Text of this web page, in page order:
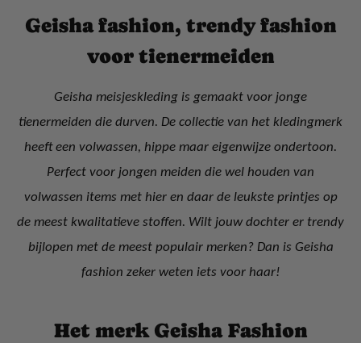
Geisha fashion, trendy fashion
voor tienermeiden
Geisha meisjeskleding is gemaakt voor jonge
tienermeiden die durven. De collectie van het kledingmerk
heeft een volwassen, hippe maar eigenwijze ondertoon.
Perfect voor jongen meiden die wel houden van
volwassen items met hier en daar de leukste printjes op
de meest kwalitatieve stoffen. Wilt jouw dochter er trendy
bijlopen met de meest populair merken? Dan is Geisha
fashion zeker weten iets voor haar!
Het merk Geisha Fashion